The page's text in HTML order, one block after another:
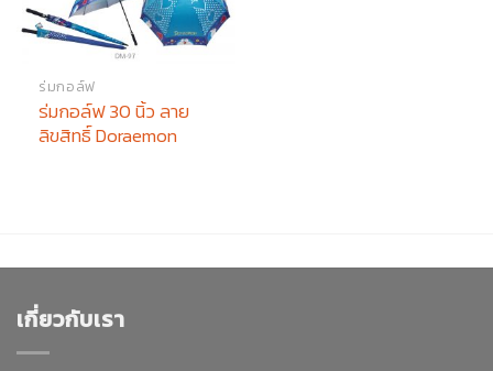
ร่มกอล์ฟ
ร่มกอล์ฟ 30 นิ้ว ลาย
ลิขสิทธิ์ Doraemon
เกี่ยวกับเรา